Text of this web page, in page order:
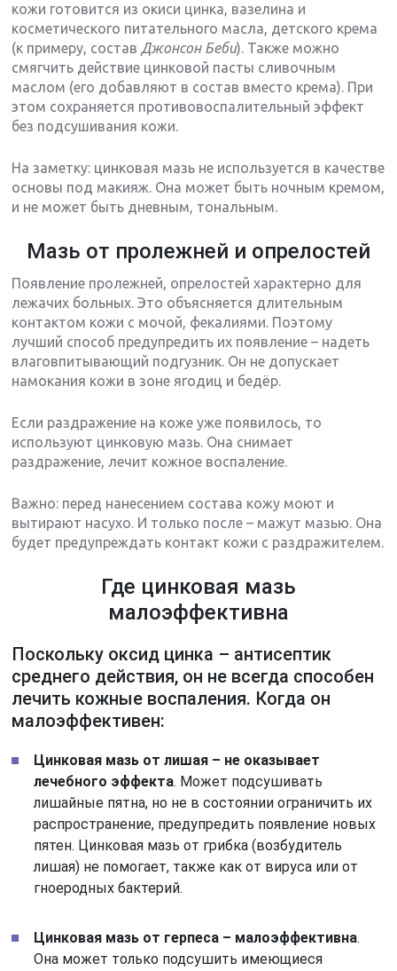
кожи готовится из окиси цинка, вазелина и
косметического питательного масла, детского крема
(к примеру, состав Джонсон Беби). Также можно
смягчить действие цинковой пасты сливочным
маслом (его добавляют в состав вместо крема). При
этом сохраняется противовоспалительный эффект
без подсушивания кожи.
На заметку: цинковая мазь не используется в качестве
основы под макияж. Она может быть ночным кремом,
и не может быть дневным, тональным.
Мазь от пролежней и опрелостей
Появление пролежней, опрелостей характерно для
лежачих больных. Это объясняется длительным
контактом кожи с мочой, фекалиями. Поэтому
лучший способ предупредить их появление – надеть
влаговпитывающий подгузник. Он не допускает
намокания кожи в зоне ягодиц и бедёр.
Если раздражение на коже уже появилось, то
используют цинковую мазь. Она снимает
раздражение, лечит кожное воспаление.
Важно: перед нанесением состава кожу моют и
вытирают насухо. И только после – мажут мазью. Она
будет предупреждать контакт кожи с раздражителем.
Где цинковая мазь
малоэффективна
Поскольку оксид цинка – антисептик
среднего действия, он не всегда способен
лечить кожные воспаления. Когда он
малоэффективен:
Цинковая мазь от лишая – не оказывает
лечебного эффекта. Может подсушивать
лишайные пятна, но не в состоянии ограничить их
распространение, предупредить появление новых
пятен. Цинковая мазь от грибка (возбудитель
лишая) не помогает, также как от вируса или от
гноеродных бактерий.
Цинковая мазь от герпеса – малоэффективна.
Она может только подсушить имеющиеся